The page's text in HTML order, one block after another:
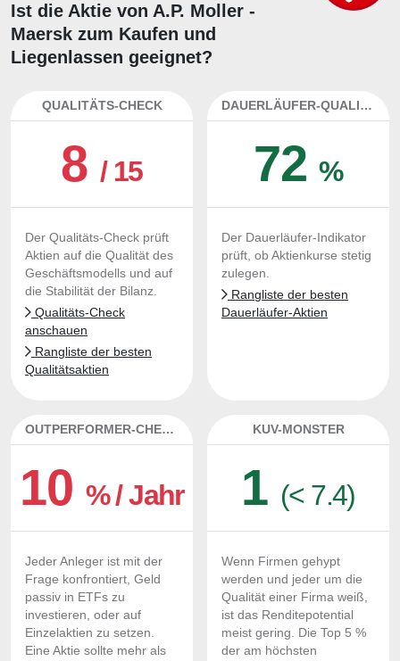
Ist die Aktie von A.P. Moller -
Maersk zum Kaufen und
Liegenlassen geeignet?
QUALITÄTS-CHECK
8/ 15
Der Qualitäts-Check prüft
Aktien auf die Qualität des
Geschäftsmodells und auf
die Stabilität der Bilanz.
Qualitäts-Check
anschauen
Rangliste der besten
Qualitätsaktien
DAUERLÄUFER-QUALITÄTEN
72%
Der Dauerläufer-Indikator
prüft, ob Aktienkurse stetig
zulegen.
Rangliste der besten
Dauerläufer-Aktien
OUTPERFORMER-CHECK
10 % / Jahr
Jeder Anleger ist mit der
Frage konfrontiert, Geld
passiv in ETFs zu
investieren, oder auf
Einzelaktien zu setzen.
Eine Aktie sollte mehr als
KUV-MONSTER
1 (< 7.4)
Wenn Firmen gehypt
werden und jeder um die
Qualität einer Firma weiß,
ist das Renditepotential
meist gering. Die Top 5 %
der am höchsten